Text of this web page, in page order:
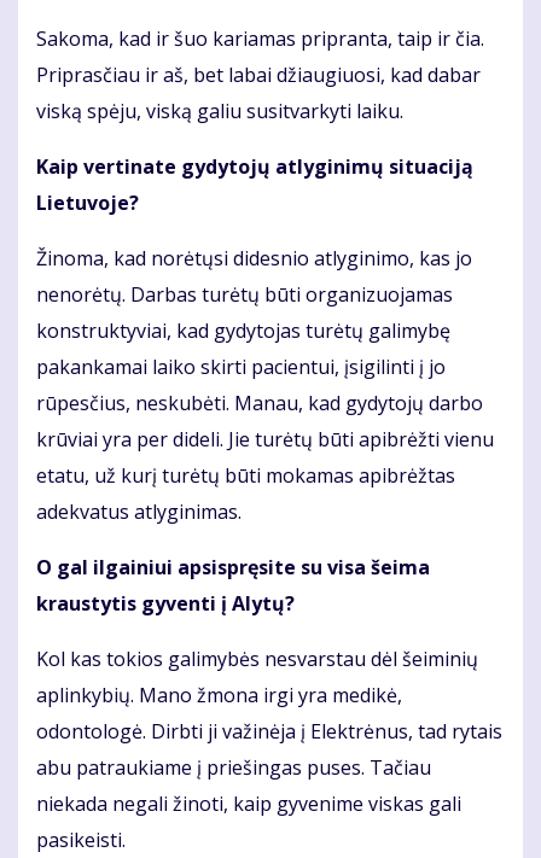
Sakoma, kad ir šuo kariamas pripranta, taip ir čia.
Priprasčiau ir aš, bet labai džiaugiuosi, kad dabar
viską spėju, viską galiu susitvarkyti laiku.
Kaip vertinate gydytojų atlyginimų situaciją
Lietuvoje?
Žinoma, kad norėtųsi didesnio atlyginimo, kas jo
nenorėtų. Darbas turėtų būti organizuojamas
konstruktyviai, kad gydytojas turėtų galimybę
pakankamai laiko skirti pacientui, įsigilinti į jo
rūpesčius, neskubėti. Manau, kad gydytojų darbo
krūviai yra per dideli. Jie turėtų būti apibrėžti vienu
etatu, už kurį turėtų būti mokamas apibrėžtas
adekvatus atlyginimas.
O gal ilgainiui apsispręsite su visa šeima
kraustytis gyventi į Alytų?
Kol kas tokios galimybės nesvarstau dėl šeiminių
aplinkybių. Mano žmona irgi yra medikė,
odontologė. Dirbti ji važinėja į Elektrėnus, tad rytais
abu patraukiame į priešingas puses. Tačiau
niekada negali žinoti, kaip gyvenime viskas gali
pasikeisti.